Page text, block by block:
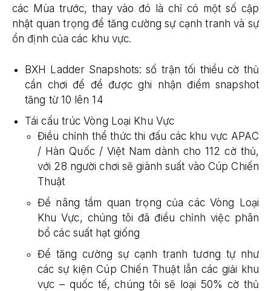
các Mùa trước, thay vào đó là chỉ có một số cập
nhật quan trọng để tăng cường sự cạnh tranh và sự
ổn định của các khu vực.
BXH Ladder Snapshots: số trận tối thiểu cờ thủ
cần chơi để để được ghi nhận điểm snapshot
tăng từ 10 lên 14
Tái cấu trúc Vòng Loại Khu Vực
Điều chỉnh thể thức thi đấu các khu vực APAC
/ Hàn Quốc / Việt Nam dành cho 112 cờ thủ,
với 28 người chơi sẽ giành suất vào Cúp Chiến
Thuật
Để nâng tầm quan trọng của các Vòng Loại
Khu Vực, chúng tôi đã điều chỉnh việc phân
bổ các suất hạt giống
Để tăng cường sự cạnh tranh tương tự như
các sự kiện Cúp Chiến Thuật lẫn các giải khu
vực – quốc tế, chúng tôi sẽ loại 50% cờ thủ